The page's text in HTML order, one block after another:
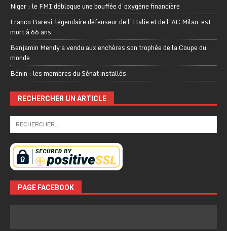
Niger : le FMI débloque une bouffée d’oxygène financière
Franco Baresi, légendaire défenseur de l’Italie et de l’AC Milan, est
mort à 66 ans
Benjamin Mendy a vendu aux enchères son trophée de la Coupe du
monde
Bénin : les membres du Sénat installés
RECHERCHER UN ARTICLE
PAGE FACEBOOK